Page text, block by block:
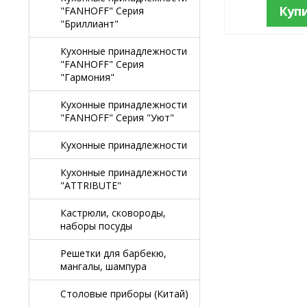
"FANHOFF" Серия
"Бриллиант"
Кухонные принадлежности
"FANHOFF" Серия
"Гармония"
Кухонные принадлежности
"FANHOFF" Серия "Уют"
Кухонные принадлежности
Кухонные принадлежности
"ATTRIBUTE"
Кастрюли, сковороды,
наборы посуды
Решетки для барбекю,
мангалы, шампура
Столовые приборы (Китай)